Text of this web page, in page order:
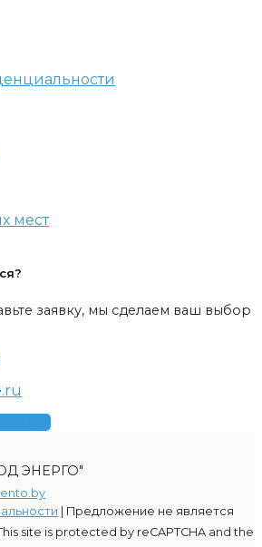
мест
заявку, мы сделаем ваш выбор
ЭНЕРГО"
| Предложение не является
site is protected by reCAPTCHA and the